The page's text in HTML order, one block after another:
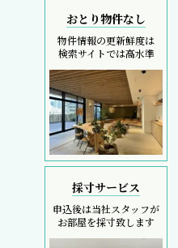
おとり物件なし
物件情報の更新鮮度は
検索サイトでは高水準
採寸サービス
申込後は当社スタッフが
お部屋を採寸致します